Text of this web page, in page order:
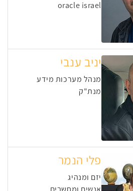
oracle israel
יניב ענבי
מנהל מערכות מידע
מנת"ק
פלי הנמר
יזם ומנהיג